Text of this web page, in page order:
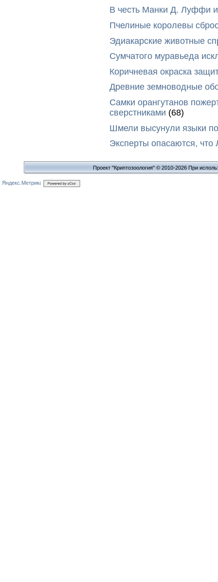
В честь Манки Д. Луффи
Пчелиные королевы
Эдиакарские животные
Сумчатого муравьеда
Коричневая окраска
Древние земноводные
Самки орангутанов
сверстниками (68)
Шмели высунули языки
Эксперты опасаются,
Проект "Криптозоология" © 2010-2026 При